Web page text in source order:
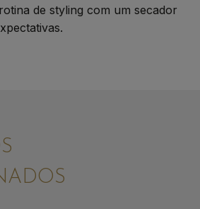
de styling com um secador